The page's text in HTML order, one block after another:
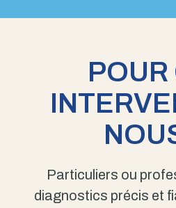
POUR
Particuliers ou
diagnostics précis et